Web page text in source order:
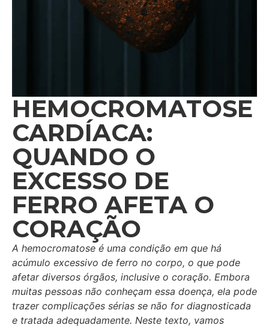
HEMOCROMATOSE
CARDÍACA:
QUANDO O
EXCESSO DE
FERRO AFETA O
CORAÇÃO
A hemocromatose é uma condição em que há
acúmulo excessivo de ferro no corpo, o que pode
afetar diversos órgãos, inclusive o coração. Embora
muitas pessoas não conheçam essa doença, ela pode
trazer complicações sérias se não for diagnosticada
e tratada adequadamente. Neste texto, vamos